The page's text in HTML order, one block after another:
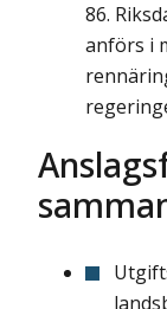
anförs i